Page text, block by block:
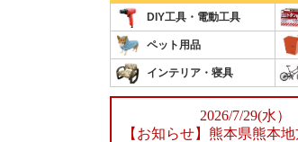
DIY工具・電動工具
ペット用品
インテリア・寝具
2026/7/29(水）
【お知らせ】熊本県熊本